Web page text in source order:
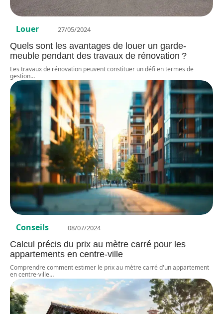
Louer 27/05/2024
Quels sont les avantages de louer un garde-
meuble pendant des travaux de rénovation ?
Les travaux de rénovation peuvent constituer un défi en termes de
gestion…
Conseils 08/07/2024
Calcul précis du prix au mètre carré pour les
appartements en centre-ville
Comprendre comment estimer le prix au mètre carré d'un appartement
en centre-ville…